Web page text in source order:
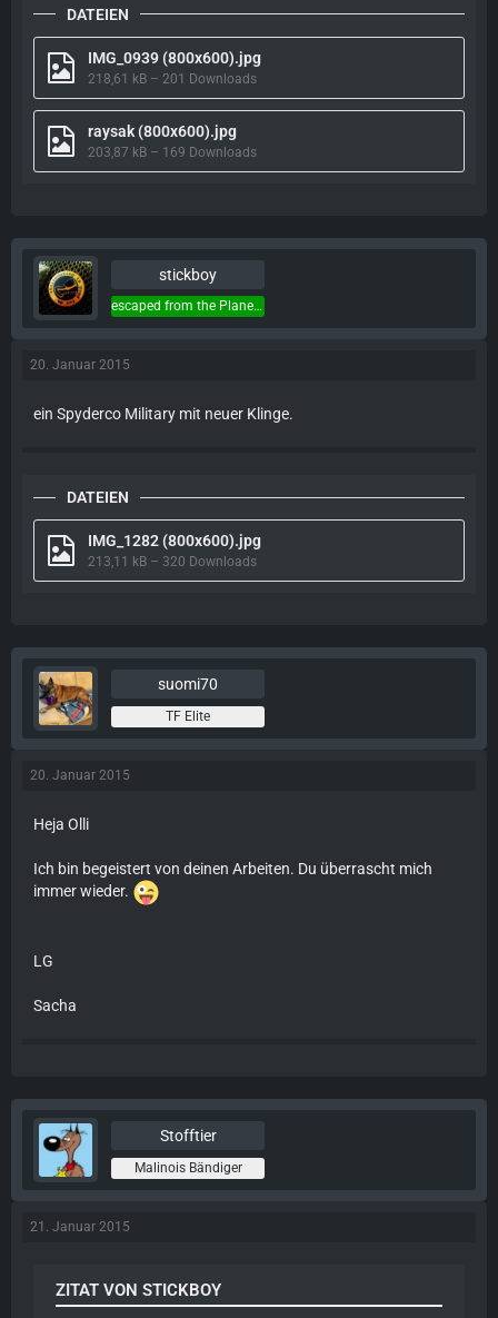
DATEIEN
IMG_0939 (800x600).jpg
218,61 kB – 201 Downloads
raysak (800x600).jpg
203,87 kB – 169 Downloads
stickboy
escaped from the Planet of the Apes...
20. Januar 2015
ein Spyderco Military mit neuer Klinge.
DATEIEN
IMG_1282 (800x600).jpg
213,11 kB – 320 Downloads
suomi70
TF Elite
20. Januar 2015
Heja Olli
Ich bin begeistert von deinen Arbeiten. Du überrascht mich
immer wieder.
LG
Sacha
Stofftier
Malinois Bändiger
21. Januar 2015
ZITAT VON STICKBOY